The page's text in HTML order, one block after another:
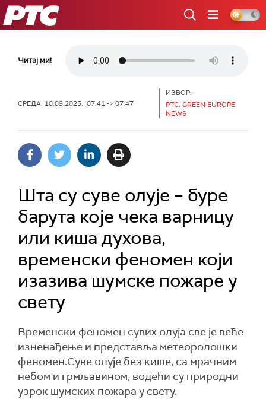
РТС
Читај ми!
СРЕДА, 10.09.2025, 07:41 -> 07:47
ИЗВОР:
РТС, GREEN EUROPE
NEWS
Шта су суве олује – буре
барута које чека варницу
или киша духова,
временски феномен који
изазива шумске пожаре у
свету
Временски феномен сувих олуја све је веће
изненађење и представља метеоролошки
феномен.Суве олује без кише, са мрачним
небом и грмљавином, водећи су природни
узрок шумских пожара у свету.